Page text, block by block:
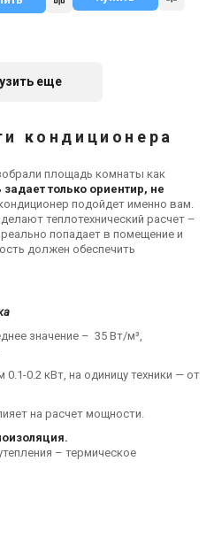
TOSOT
Германия
кондиционер Bosch
Climate CL3000i
19 620 грн 22 551 грн
Купить
Украина
кондиционер
Цена
21 340 грн
еще
кондиционера
площадь комнаты как
только ориентир, не
кондиционер подойдет именно вам.
теплотехнический расчет –
попадает в помещение и
должен обеспечить
значение – 35 Вт/м³,
0.2 кВт, на одиницу техники — от
на расчет мощности.
– термическое